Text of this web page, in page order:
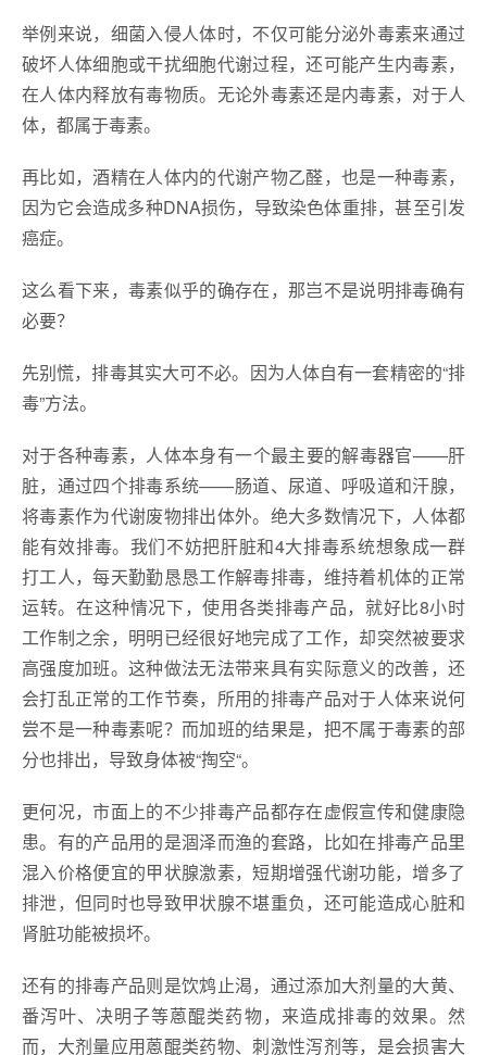
举例来说，细菌入侵人体时，不仅可能分泌外毒素来通过
破坏人体细胞或干扰细胞代谢过程，还可能产生内毒素，
在人体内释放有毒物质。无论外毒素还是内毒素，对于人
体，都属于毒素。
再比如，酒精在人体内的代谢产物乙醛，也是一种毒素，
因为它会造成多种DNA损伤，导致染色体重排，甚至引发
癌症。
这么看下来，毒素似乎的确存在，那岂不是说明排毒确有
必要？
先别慌，排毒其实大可不必。因为人体自有一套精密的“排
毒”方法。
对于各种毒素，人体本身有一个最主要的解毒器官——肝
脏，通过四个排毒系统——肠道、尿道、呼吸道和汗腺，
将毒素作为代谢废物排出体外。绝大多数情况下，人体都
能有效排毒。我们不妨把肝脏和4大排毒系统想象成一群
打工人，每天勤勤恳恳工作解毒排毒，维持着机体的正常
运转。在这种情况下，使用各类排毒产品，就好比8小时
工作制之余，明明已经很好地完成了工作，却突然被要求
高强度加班。这种做法无法带来具有实际意义的改善，还
会打乱正常的工作节奏，所用的排毒产品对于人体来说何
尝不是一种毒素呢？而加班的结果是，把不属于毒素的部
分也排出，导致身体被“掏空“。
更何况，市面上的不少排毒产品都存在虚假宣传和健康隐
患。有的产品用的是涸泽而渔的套路，比如在排毒产品里
混入价格便宜的甲状腺激素，短期增强代谢功能，增多了
排泄，但同时也导致甲状腺不堪重负，还可能造成心脏和
肾脏功能被损坏。
还有的排毒产品则是饮鸩止渴，通过添加大剂量的大黄、
番泻叶、决明子等蒽醌类药物，来造成排毒的效果。然
而，大剂量应用蒽醌类药物、刺激性泻剂等，是会损害大